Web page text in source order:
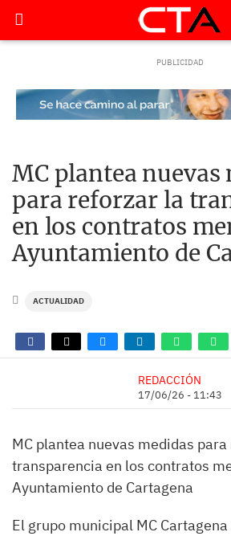
MC plantea nuevas
para reforzar la
en los contratos
Ayuntamiento de
ACTUALIDAD
REDACCIÓN
17/06/26 - 11:43
MC plantea nuevas medidas
transparencia en los contratos
Ayuntamiento de Cartagena
El grupo municipal MC